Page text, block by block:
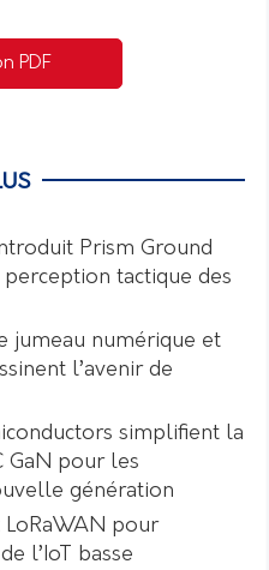
PDF
Prism Ground
tactique des
jumeau numérique et
l’avenir de
simplifient la
GaN pour les
génération
pour
l’IoT basse